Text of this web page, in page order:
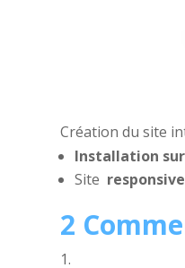
Création du site
Installation
Site responsive
2